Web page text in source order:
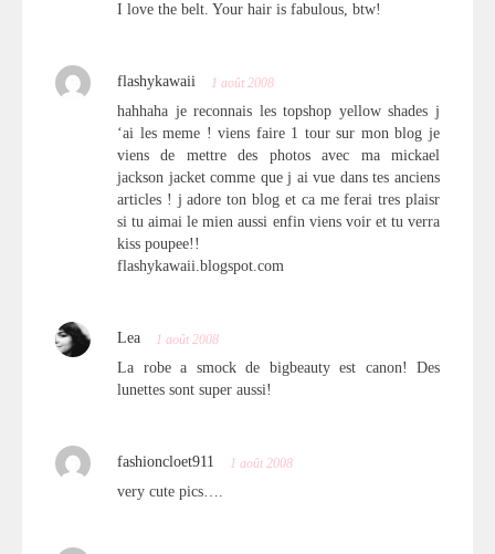
I love the belt. Your hair is fabulous, btw!
flashykawaii 1 août 2008
hahhaha je reconnais les topshop yellow shades j
‘ai les meme ! viens faire 1 tour sur mon blog je
viens de mettre des photos avec ma mickael
jackson jacket comme que j ai vue dans tes anciens
articles ! j adore ton blog et ca me ferai tres plaisr
si tu aimai le mien aussi enfin viens voir et tu verra
kiss poupee!!
flashykawaii.blogspot.com
Lea 1 août 2008
La robe a smock de bigbeauty est canon! Des
lunettes sont super aussi!
fashioncloet911 1 août 2008
very cute pics….